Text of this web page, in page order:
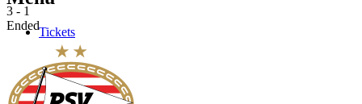
Tickets
3 - 1
Ended